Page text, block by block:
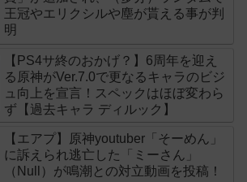
王冠やエリクシルや塵が貰える事が判
明
【PS4サ終のおかげ？】6周年を迎え
る原神がVer.7.0で更なるキャラのビジ
ュ向上を宣言！スペックはほぼ変わら
ず【過去キャラ ディルック】
【エアプ】原神youtuber「そーめん」
に訴えられ逃亡した「ミーさん」
（Null）が鳴潮との対立動画を投稿！